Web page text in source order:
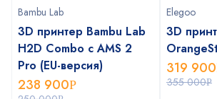
Bambu Lab
3D принтер Bambu Lab
H2D Combo с AMS 2
Pro (EU-версия)
238 900Р
Elegoo
3D
355 000Р
319 900